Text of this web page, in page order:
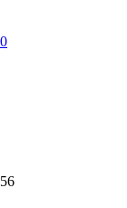
0
56